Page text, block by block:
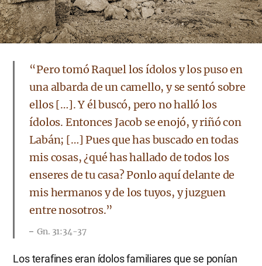
“Pero tomó Raquel los ídolos y los puso en
una albarda de un camello, y se sentó sobre
ellos […]. Y él buscó, pero no halló los
ídolos. Entonces Jacob se enojó, y riñó con
Labán; […] Pues que has buscado en todas
mis cosas, ¿qué has hallado de todos los
enseres de tu casa? Ponlo aquí delante de
mis hermanos y de los tuyos, y juzguen
entre nosotros.”
Gn. 31:34-37
Los terafines eran ídolos familiares que se ponían